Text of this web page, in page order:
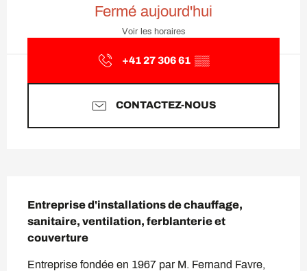
Fermé aujourd'hui
Voir les horaires
+41 27 306 61 ▒▒
CONTACTEZ-NOUS
Entreprise d'installations de chauffage,
sanitaire, ventilation, ferblanterie et
couverture
Entreprise fondée en 1967 par M. Fernand Favre,